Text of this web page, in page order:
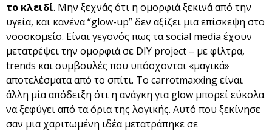
το κλειδί. Μην ξεχνάς ότι η ομορφιά ξεκινά από την
υγεία, και κανένα “glow-up” δεν αξίζει μια επίσκεψη στο
νοσοκομείο. Είναι γεγονός πως τα social media έχουν
μετατρέψει την ομορφιά σε DIY project – με φίλτρα,
trends και συμβουλές που υπόσχονται «μαγικά»
αποτελέσματα από το σπίτι. Το carrotmaxxing είναι
άλλη μία απόδειξη ότι η ανάγκη για glow μπορεί εύκολα
να ξεφύγει από τα όρια της λογικής. Αυτό που ξεκίνησε
σαν μια χαριτωμένη ιδέα μετατράπηκε σε